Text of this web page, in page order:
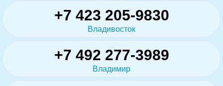
+7 423 205-9830
Владивосток
+7 492 277-3989
Владимир